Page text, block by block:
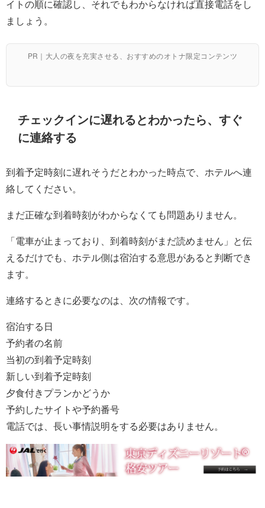
イトの順に確認し、それでもわからなければ直接電話をし
ましょう。
PR｜大人の夜を充実させる、おすすめのオトナ限定コンテンツ
チェックインに遅れるとわかったら、すぐ
に連絡する
到着予定時刻に遅れそうだとわかった時点で、ホテルへ連
絡してください。
まだ正確な到着時刻がわからなくても問題ありません。
「電車が止まっており、到着時刻がまだ読めません」と伝
えるだけでも、ホテル側は宿泊する意思があると判断でき
ます。
連絡するときに必要なのは、次の情報です。
宿泊する日
予約者の名前
当初の到着予定時刻
新しい到着予定時刻
夕食付きプランかどうか
予約したサイトや予約番号
電話では、長い事情説明をする必要はありません。